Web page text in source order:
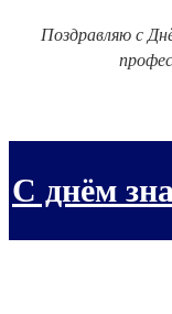
Поздравляю с
С днём